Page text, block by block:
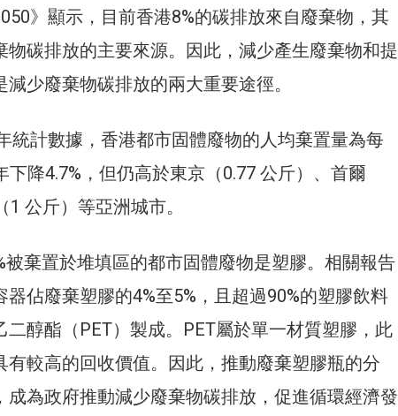
》顯示，目前香港8%的碳排放來自廢棄物，其
物碳排放的主要來源。因此，減少產生廢棄物和提
少廢棄物碳排放的兩大重要途徑。
統計數據，香港都市固體廢物的人均棄置量為每
下降4.7%，但仍高於東京（0.77 公斤）、首爾
1 公斤）等亞洲城市。
被棄置於堆填區的都市固體廢物是塑膠。相關報告
佔廢棄塑膠的4%至5%，且超過90%的塑膠飲料
二醇酯（PET）製成。PET屬於單一材質塑膠，此
有較高的回收價值。因此，推動廢棄塑膠瓶的分
成為政府推動減少廢棄物碳排放，促進循環經濟發